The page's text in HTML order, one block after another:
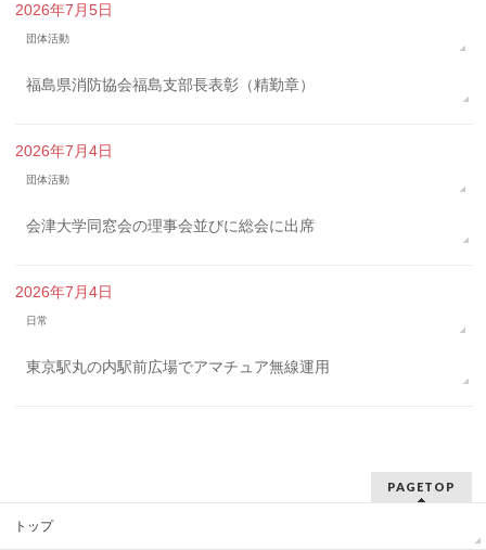
2026年7月5日
団体活動
福島県消防協会福島支部長表彰（精勤章）
2026年7月4日
団体活動
会津大学同窓会の理事会並びに総会に出席
2026年7月4日
日常
東京駅丸の内駅前広場でアマチュア無線運用
PAGETOP
トップ